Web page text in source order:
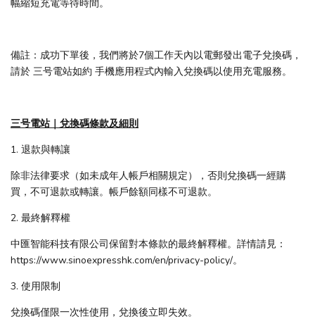
幅縮短充電等待時間。
備註：成功下單後，我們將於7個工作天內以電郵發出電子兌換碼，
請於 三号電站如約 手機應用程式內輸入兌換碼以使用充電服務。
三号電站｜兌換碼條款及細則
1. 退款與轉讓
除非法律要求（如未成年人帳戶相關規定），否則兌換碼一經購
買，不可退款或轉讓。帳戶餘額同樣不可退款。
2. 最終解釋權
中匯智能科技有限公司保留對本條款的最終解釋權。詳情請見：
https://www.sinoexpresshk.com/en/privacy-policy/。
3. 使用限制
兌換碼僅限一次性使用，兌換後立即失效。